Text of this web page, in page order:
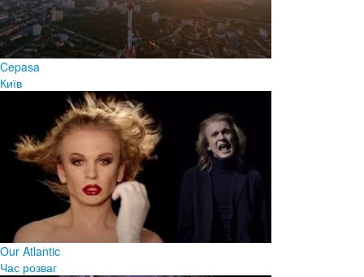
Cepasa
Київ
Our Atlantic
Час розваг